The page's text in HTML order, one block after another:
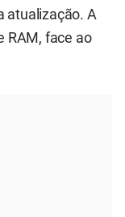
atualização. A
RAM, face ao